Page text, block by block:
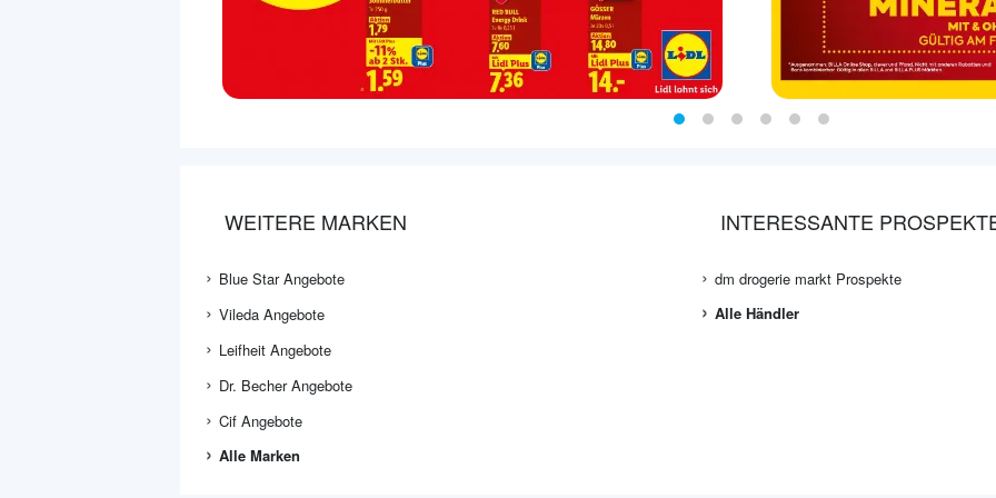
WEITERE MARKEN
Blue Star Angebote
Vileda Angebote
Leifheit Angebote
Dr. Becher Angebote
Cif Angebote
Alle Marken
INTERESSANTE
dm drogerie markt Prospekte
Alle Händler